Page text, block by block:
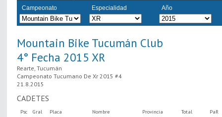
Campeonato Especialidad Año
Mountain Bike Tucumán Club
4° Fecha 2015 XR
Rearte, Tucumán
Campeonato Tucumano De Xr 2015 #4
21.8.2015
CADETES
Psc Gral Placa Nombre Provincia Total PaR